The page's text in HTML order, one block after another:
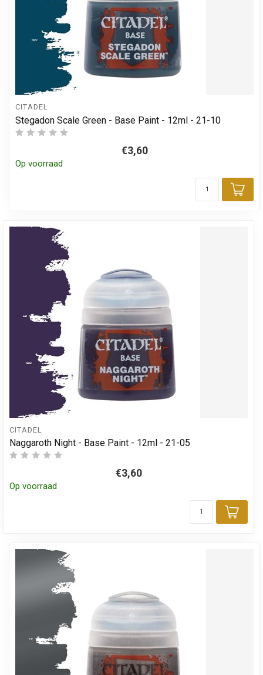
CITADEL
Stegadon Scale Green - Base Paint - 12ml - 21-10
€3,60
Op voorraad
CITADEL
Naggaroth Night - Base Paint - 12ml - 21-05
€3,60
Op voorraad